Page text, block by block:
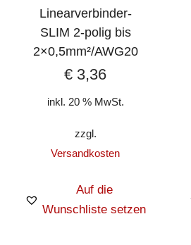
Linearverbinder-
SLIM 2-polig bis
2×0,5mm²/AWG20
€ 3,36
inkl. 20 % MwSt.
zzgl.
Versandkosten
Auf die
Wunschliste setzen